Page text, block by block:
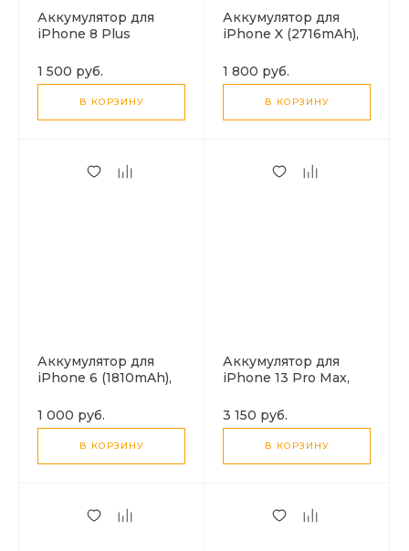
Аккумулятор для
iPhone 8 Plus
1 500 руб.
В КОРЗИНУ
Аккумулятор для
iPhone X (2716mAh),
1 800 руб.
В КОРЗИНУ
Аккумулятор для
iPhone 6 (1810mAh),
1 000 руб.
В КОРЗИНУ
Аккумулятор для
iPhone 13 Pro Max,
шлейфа, для
перепайки
3 150 руб.
В КОРЗИНУ